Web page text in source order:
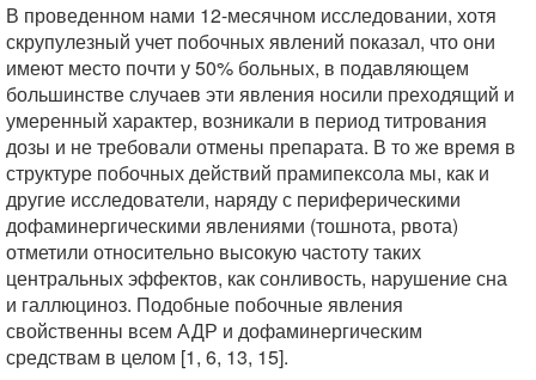
В проведенном нами 12-месячном исследовании, хотя
скрупулезный учет побочных явлений показал, что они
имеют место почти у 50% больных, в подавляющем
большинстве случаев эти явления носили преходящий и
умеренный характер, возникали в период титрования
дозы и не требовали отмены препарата. В то же время в
структуре побочных действий прамипексола мы, как и
другие исследователи, наряду с периферическими
дофаминергическими явлениями (тошнота, рвота)
отметили относительно высокую частоту таких
центральных эффектов, как сонливость, нарушение сна
и галлюциноз. Подобные побочные явления
свойственны всем АДР и дофаминергическим
средствам в целом [1, 6, 13, 15].